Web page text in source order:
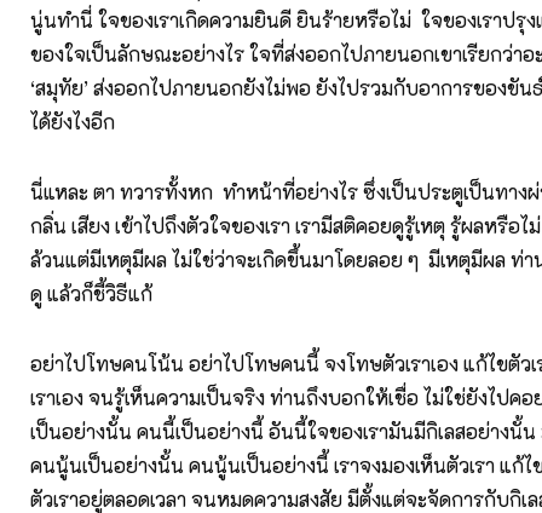
นู่นทำนี่ ใจของเราเกิดความยินดี ยินร้ายหรือไม่ ใจของเราปรุ
ของใจเป็นลักษณะอย่างไร ใจที่ส่งออกไปภายนอกเขาเรียกว่าอ
‘สมุทัย’ ส่งออกไปภายนอกยังไม่พอ ยังไปรวมกับอาการของขัน
ได้ยังไงอีก
นี่แหละ ตา ทวารทั้งหก ทำหน้าที่อย่างไร ซึ่งเป็นประตูเป็นทาง
กลิ่น เสียง เข้าไปถึงตัวใจของเรา เรามีสติคอยดูรู้เหตุ รู้ผลหรือ
ล้วนแต่มีเหตุมีผล ไม่ใช่ว่าจะเกิดขึ้นมาโดยลอย ๆ มีเหตุมีผล ท่า
ดู แล้วก็ชี้วิธีแก้
อย่าไปโทษคนโน้น อย่าไปโทษคนนี้ จงโทษตัวเราเอง แก้ไขตัวเ
เราเอง จนรู้เห็นความเป็นจริง ท่านถึงบอกให้เชื่อ ไม่ใช่ยังไปค
เป็นอย่างนั้น คนนี้เป็นอย่างนี้ อันนี้ใจของเรามันมีกิเลสอย่างนั้
คนนู้นเป็นอย่างนั้น คนนู้นเป็นอย่างนี้ เราจงมองเห็นตัวเรา แก้ไ
ตัวเราอยู่ตลอดเวลา จนหมดความสงสัย มีตั้งแต่จะจัดการกับกิเ